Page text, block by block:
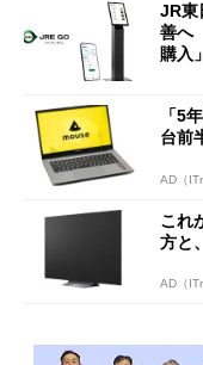
JR東
善へ
購入
「5
台前
AD（
これ
方と
AD（